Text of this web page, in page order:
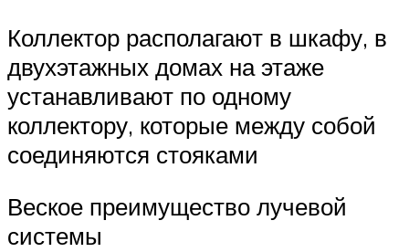
Коллектор располагают в шкафу, в
двухэтажных домах на этаже
устанавливают по одному
коллектору, которые между собой
соединяются стояками
Веское преимущество лучевой
системы